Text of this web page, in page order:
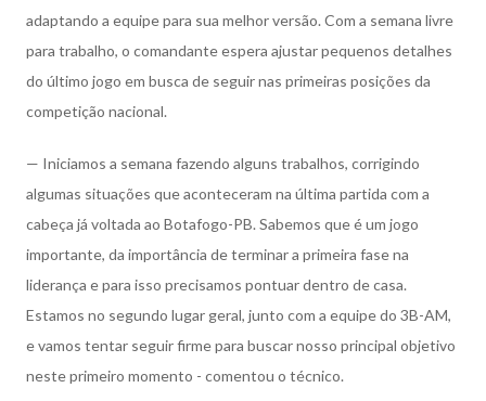
adaptando a equipe para sua melhor versão. Com a semana livre
para trabalho, o comandante espera ajustar pequenos detalhes
do último jogo em busca de seguir nas primeiras posições da
competição nacional.
— Iniciamos a semana fazendo alguns trabalhos, corrigindo
algumas situações que aconteceram na última partida com a
cabeça já voltada ao Botafogo-PB. Sabemos que é um jogo
importante, da importância de terminar a primeira fase na
liderança e para isso precisamos pontuar dentro de casa.
Estamos no segundo lugar geral, junto com a equipe do 3B-AM,
e vamos tentar seguir firme para buscar nosso principal objetivo
neste primeiro momento - comentou o técnico.